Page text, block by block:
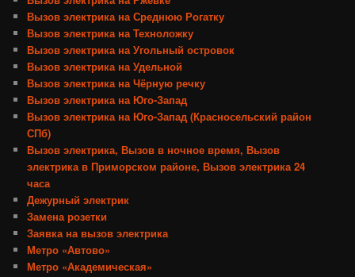
Вызов электрика на Среднюю Рогатку
Вызов электрика на Техноложку
Вызов электрика на Угольный островок
Вызов электрика на Удельной
Вызов электрика на Чёрную речку
Вызов электрика на Юго-Запад
Вызов электрика на Юго-Запад (Красносельский район
СПб)
Вызов электрика, Вызов в ночное время, Вызов
электрика в Приморском районе, Вызов электрика 24
часа
Дежурный электрик
Замена розетки
Заявка на вызов электрика
Метро «Автово»
Метро «Академическая»